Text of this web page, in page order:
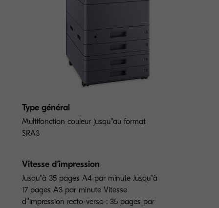
Type général
Multifonction couleur jusqu''au format
SRA3
Vitesse d’impression
Jusqu''à 35 pages A4 par minute Jusqu''à
17 pages A3 par minute Vitesse
d''impression recto-verso : 35 pages par